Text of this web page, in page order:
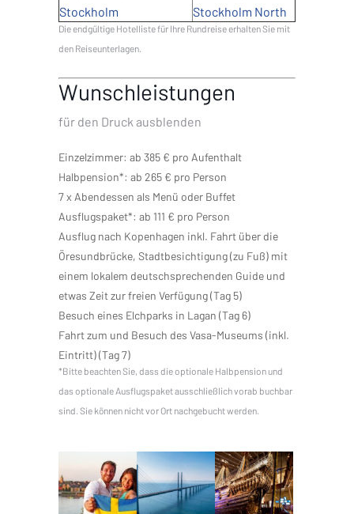
Stockholm
Stockholm North
Die endgültige Hotelliste für Ihre Rundreise erhalten Sie mit
den Reiseunterlagen.
Wunschleistungen
für den Druck ausblenden
Einzelzimmer: ab 385 € pro Aufenthalt
Halbpension*: ab 265 € pro Person
7 x Abendessen als Menü oder Buffet
Ausflugspaket*: ab 111 € pro Person
Ausflug nach Kopenhagen inkl. Fahrt über die
Öresundbrücke, Stadtbesichtigung (zu Fuß) mit
einem lokalem deutschsprechenden Guide und
etwas Zeit zur freien Verfügung (Tag 5)
Besuch eines Elchparks in Lagan (Tag 6)
Fahrt zum und Besuch des Vasa-Museums (inkl.
Eintritt) (Tag 7)
*Bitte beachten Sie, dass die optionale Halbpension und
das optionale Ausflugspaket ausschließlich vorab buchbar
sind. Sie können nicht vor Ort nachgebucht werden.